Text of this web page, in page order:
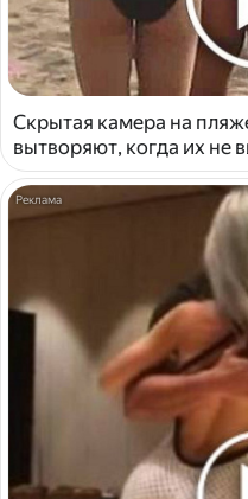
Скрытая камера на
вытворяют, когда их не